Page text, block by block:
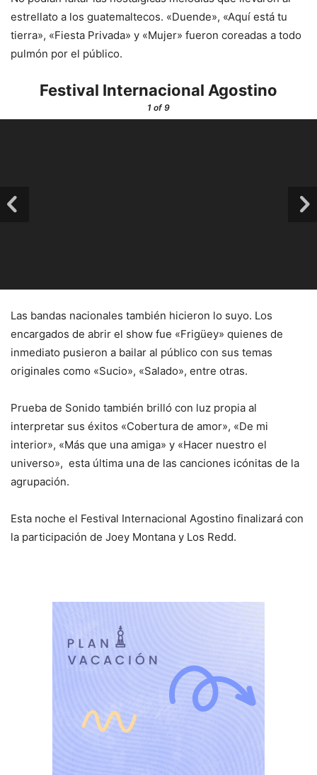
estrellato a los guatemaltecos. «Duende», «Aquí está tu
tierra», «Fiesta Privada» y «Mujer» fueron coreadas a todo
pulmón por el público.
Festival Internacional Agostino
1 of 9
Las bandas nacionales también hicieron lo suyo. Los
encargados de abrir el show fue «Frigüey» quienes de
inmediato pusieron a bailar al público con sus temas
originales como «Sucio», «Salado», entre otras.
Prueba de Sonido también brilló con luz propia al
interpretar sus éxitos «Cobertura de amor», «De mi
interior», «Más que una amiga» y «Hacer nuestro el
universo», esta última una de las canciones icónitas de la
agrupación.
Esta noche el Festival Internacional Agostino finalizará con
la participación de Joey Montana y Los Redd.